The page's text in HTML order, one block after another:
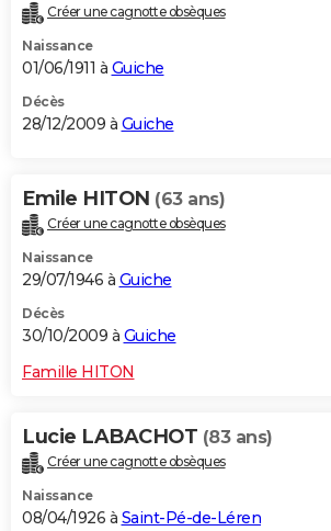
Créer une cagnotte obsèques
Naissance
01/06/1911 à Guiche
Décès
28/12/2009 à Guiche
Emile HITON (63 ans)
Créer une cagnotte obsèques
Naissance
29/07/1946 à Guiche
Décès
30/10/2009 à Guiche
Famille HITON
Lucie LABACHOT (83 ans)
Créer une cagnotte obsèques
Naissance
08/04/1926 à Saint-Pé-de-Léren